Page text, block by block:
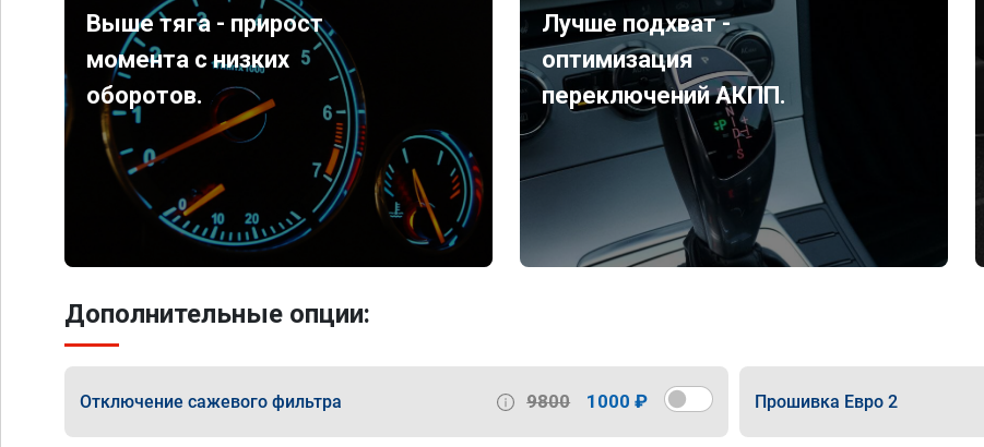
Выше тяга - прирост
момента с низких
оборотов.
Лучше подхват -
оптимизация
переключений АКПП.
Дополнительные опции:
Отключение сажевого фильтра 9800 1000 ₽ Прошивка Евро 2